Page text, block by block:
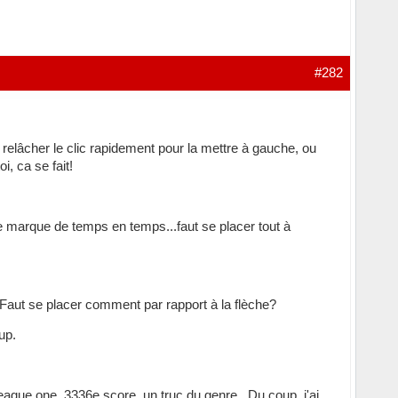
#282
le clic rapidement pour la mettre à gauche, ou
ca se fait!
de temps en temps...faut se placer tout à
se placer comment par rapport à la flèche?